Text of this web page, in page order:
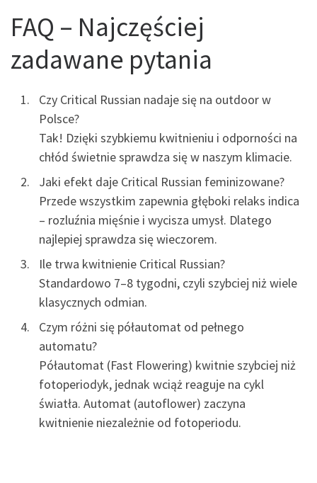
FAQ – Najczęściej
zadawane pytania
Czy Critical Russian nadaje się na outdoor w
Polsce?
Tak! Dzięki szybkiemu kwitnieniu i odporności na
chłód świetnie sprawdza się w naszym klimacie.
Jaki efekt daje Critical Russian feminizowane?
Przede wszystkim zapewnia głęboki relaks indica
– rozluźnia mięśnie i wycisza umysł. Dlatego
najlepiej sprawdza się wieczorem.
Ile trwa kwitnienie Critical Russian?
Standardowo 7–8 tygodni, czyli szybciej niż wiele
klasycznych odmian.
Czym różni się półautomat od pełnego
automatu?
Półautomat (Fast Flowering) kwitnie szybciej niż
fotoperiodyk, jednak wciąż reaguje na cykl
światła. Automat (autoflower) zaczyna
kwitnienie niezależnie od fotoperiodu.